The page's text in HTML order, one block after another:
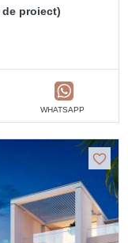
de proiect)
WHATSAPP